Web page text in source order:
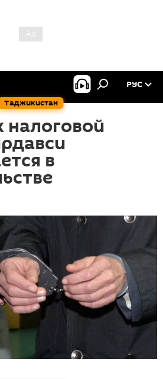
Таджикистан
РУС
налоговой
в